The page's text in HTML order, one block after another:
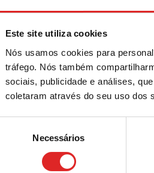
Este site utiliza cookies
Nós usamos cookies para
tráfego. Nós também
sociais, publicidade e análises,
coletaram através do seu uso dos
Necessários